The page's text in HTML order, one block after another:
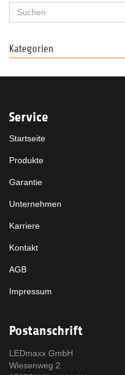
Kategorien
Service
Startseite
Produkte
Garantie
Unternehmen
Karriere
Kontakt
AGB
Impressum
Postanschrift
LEDmaxx GmbH
Wiesenweg 2